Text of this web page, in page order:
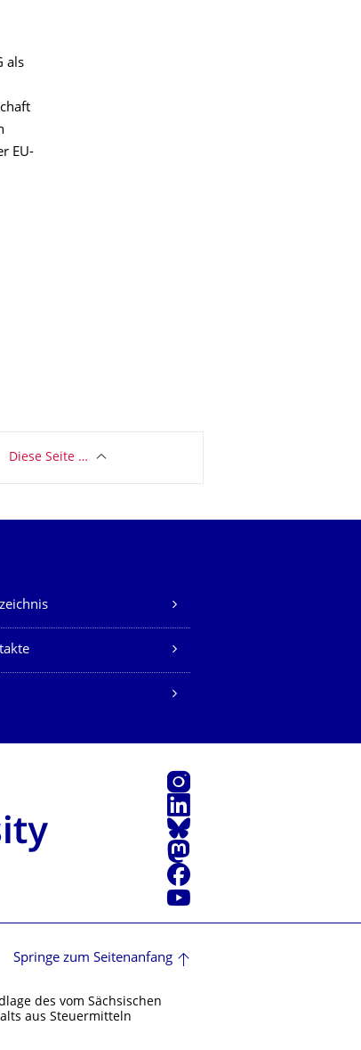
als
EU-
Diese Seite …
Instagram
LinkedIn
Bluesky
Mastodon
Facebook
Youtube
Springe zum Seitenanfang
des vom Sächsischen
aus Steuermitteln